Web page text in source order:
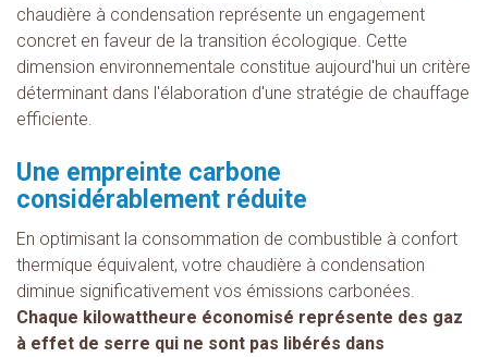
chaudière à condensation représente un engagement
concret en faveur de la transition écologique. Cette
dimension environnementale constitue aujourd'hui un critère
déterminant dans l'élaboration d'une stratégie de chauffage
efficiente.
Une empreinte carbone
considérablement réduite
En optimisant la consommation de combustible à confort
thermique équivalent, votre chaudière à condensation
diminue significativement vos émissions carbonées.
Chaque kilowattheure économisé représente des gaz
à effet de serre qui ne sont pas libérés dans